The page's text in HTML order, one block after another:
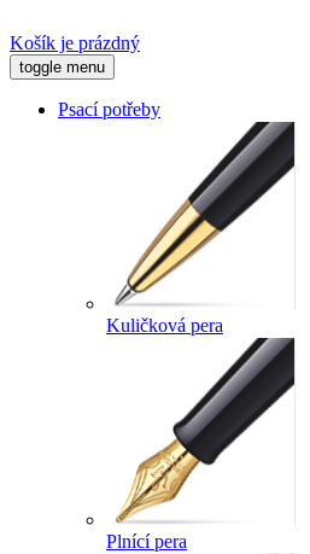
Košík je prázdný
toggle menu
Psací potřeby
Kuličková pera
Plnící pera